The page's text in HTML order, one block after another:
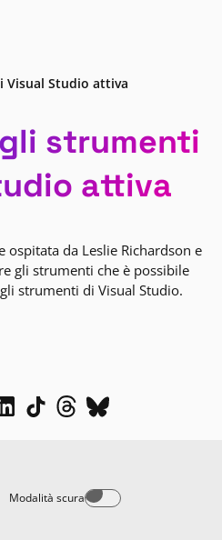
Visual Studio attiva
strumenti
attiva
ospitata da Leslie Richardson e
gli strumenti che è possibile
strumenti di Visual Studio.
Modalità scura
Dark mode off